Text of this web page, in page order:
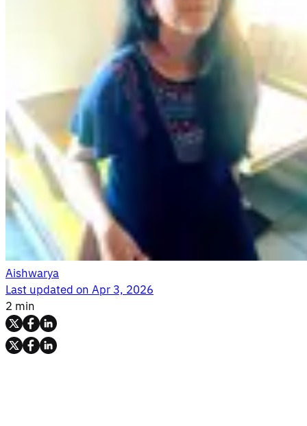
Aishwarya
Last updated onApr 3, 2026
2 min